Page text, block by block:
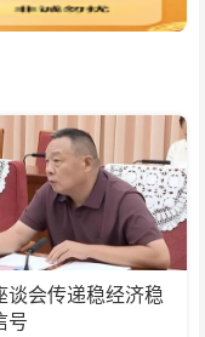
谈会传递稳经济稳
号